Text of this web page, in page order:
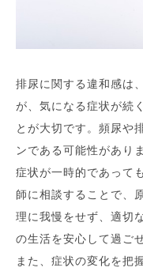
排尿に関する違和感は
が、気になる症状が続
とが大切です。頻尿や
ンである可能性があり
症状が一時的であって
師に相談することで、
理に我慢をせず、適切
の生活を安心して過ご
また、症状の変化を把